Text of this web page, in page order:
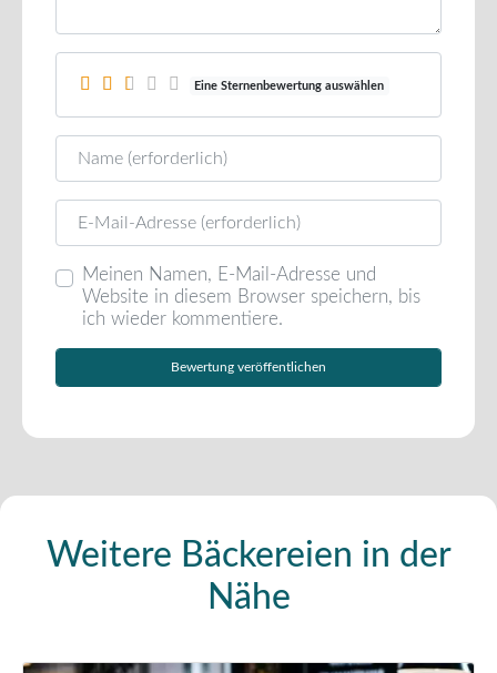
Eine Sternenbewertung auswählen
Name
E-Mail
Meinen Namen, E-Mail-Adresse und
Website in diesem Browser speichern, bis
ich wieder kommentiere.
Weitere Bäckereien in der
Nähe